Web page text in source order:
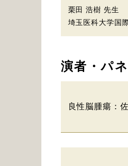
栗田 浩樹 先生
埼玉医科大学国
演者・パ
良性脳腫瘍：